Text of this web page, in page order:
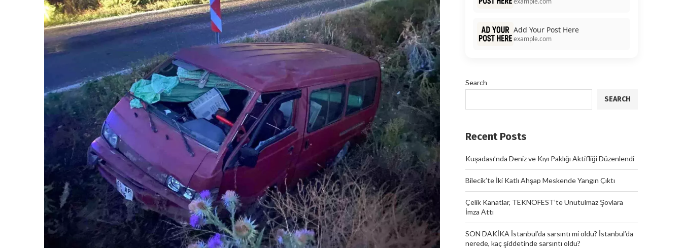
Add Your Post Here
example.com
Search
SEARCH
Recent Posts
Kuşadası’nda Deniz ve Kıyı Paklığı Aktifliği Düzenlendi
Bilecik’te İki Katlı Ahşap Meskende Yangın Çıktı
Çelik Kanatlar, TEKNOFEST’te Unutulmaz Şovlara
İmza Attı
SON DAKİKA İstanbul’da sarsıntı mi oldu? İstanbul’da
nerede, kaç şiddetinde sarsıntı oldu?